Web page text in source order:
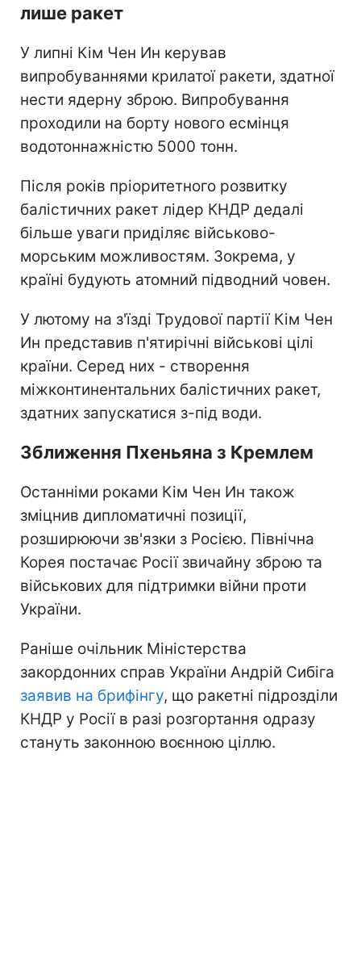
лише ракет
У липні Кім Чен Ин керував
випробуваннями крилатої ракети, здатної
нести ядерну зброю. Випробування
проходили на борту нового есмінця
водотоннажністю 5000 тонн.
Після років пріоритетного розвитку
балістичних ракет лідер КНДР дедалі
більше уваги приділяє військово-
морським можливостям. Зокрема, у
країні будують атомний підводний човен.
У лютому на з'їзді Трудової партії Кім Чен
Ин представив п'ятирічні військові цілі
країни. Серед них - створення
міжконтинентальних балістичних ракет,
здатних запускатися з-під води.
Зближення Пхеньяна з Кремлем
Останніми роками Кім Чен Ин також
зміцнив дипломатичні позиції,
розширюючи зв'язки з Росією. Північна
Корея постачає Росії звичайну зброю та
військових для підтримки війни проти
України.
Раніше очільник Міністерства
закордонних справ України Андрій Сибіга
заявив на брифінгу, що ракетні підрозділи
КНДР у Росії в разі розгортання одразу
стануть законною воєнною ціллю.